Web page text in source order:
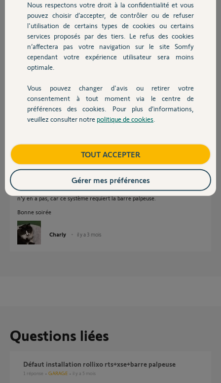
Chauffage
Autres produits
Devis avec un pro
Contact
sans certitude).
Je n'ai plus la manipulation pour appairer.
Comment être sûre que cette fois que je puisses commander
l'ouverture / fermeture de cette porte de garage grâce à l'application
Merci par avance pour votre aide.
Olive
Participer au fil de discussion
Réponses
Quant l'appli vous demande de valider les cellules, vous valider même s'i
n'y en a pas, car ce système requiert la barre palpeuse.
Bonne soirée
Charly il y a 3 mois
Questions liées
défaut installation rollixo rts+xse+barre palpeuse
1 réponse GARAGE il y a 5 mois
Nous respectons votre droit à la confidentialité et vous
pouvez choisir d’accepter, de contrôler ou de refuser
l'utilisation de certains types de cookies ou certains
services proposés par des tiers. Le refus des cookies
n’affectera pas votre navigation sur le site Somfy
cependant votre expérience utilisateur sera moins
optimale.
Vous pouvez changer d'avis ou retirer votre
consentement à tout moment via le centre de
préférences des cookies. Pour plus d’informations,
veuillez consulter notre politique de cookies
TOUT ACCEPTER
Gérer mes préférences